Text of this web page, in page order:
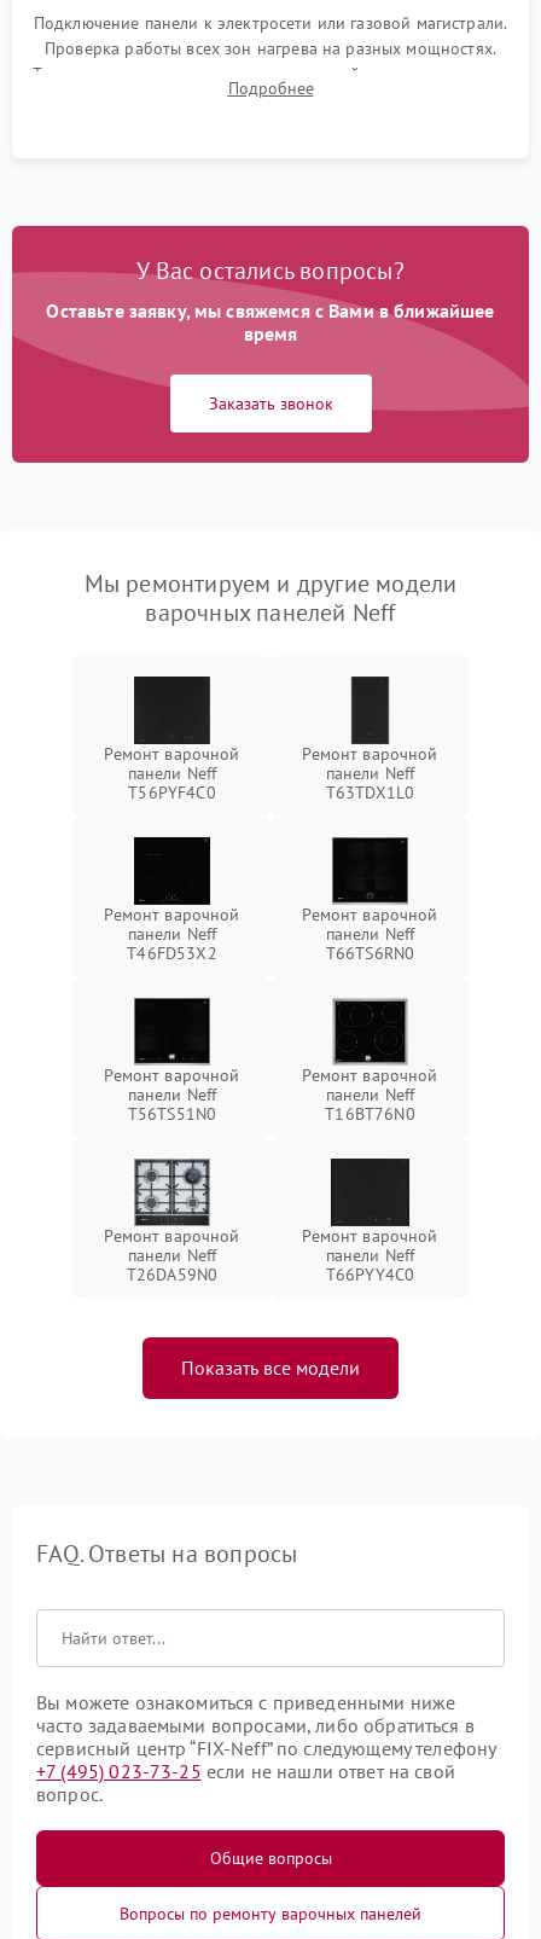
Подключение панели к электросети или газовой магистрали.
Проверка работы всех зон нагрева на разных мощностях.
Тестирование сенсорного управления, таймера, индикаторов
остаточного тепла и систем защиты от перегрева.
Подробнее
У Вас остались вопросы?
Оставьте заявку, мы свяжемся с Вами в ближайшее
время
Заказать звонок
Мы ремонтируем и другие модели
варочных панелей Neff
Ремонт варочной
панели Neff
T56PYF4C0
Ремонт варочной
панели Neff
T63TDX1L0
Ремонт варочной
панели Neff
T46FD53X2
Ремонт варочной
панели Neff
T66TS6RN0
Ремонт варочной
панели Neff
T56TS51N0
Ремонт варочной
панели Neff
T16BT76N0
Ремонт варочной
панели Neff
T26DA59N0
Ремонт варочной
панели Neff
T66PYY4C0
Показать все модели
FAQ. Ответы на вопросы
Вы можете ознакомиться с приведенными ниже
часто задаваемыми вопросами, либо обратиться в
сервисный центр “FIX-Neff” по следующему телефону
+7 (495) 023-73-25 если не нашли ответ на свой
вопрос.
Общие вопросы
Вопросы по ремонту варочных панелей